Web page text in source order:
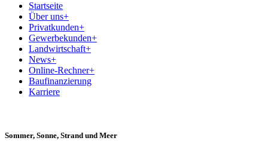
Startseite
Über uns+
Privatkunden+
Gewerbekunden+
Landwirtschaft+
News+
Online-Rechner+
Baufinanzierung
Karriere
Sommer, Sonne, Strand und Meer